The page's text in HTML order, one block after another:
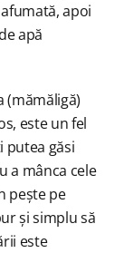
apoi
apă
(mămăligă)
este un fel
putea găsi
a mânca cele
pește pe
și simplu să
este